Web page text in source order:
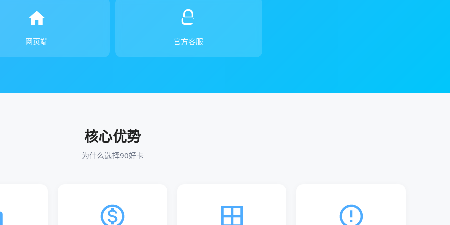
网页端 官方客服
核心优势
为什么选择90好卡